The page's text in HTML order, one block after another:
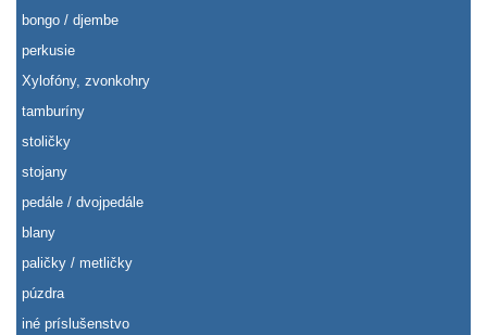
bongo / djembe
perkusie
Xylofóny, zvonkohry
tamburíny
stoličky
stojany
pedále / dvojpedále
blany
paličky / metličky
púzdra
iné príslušenstvo